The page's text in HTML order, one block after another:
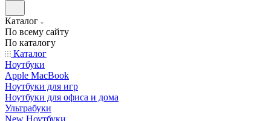
Каталог
По всему сайту
По каталогу
Каталог
Ноутбуки
Apple MacBook
Ноутбуки для игр
Ноутбуки для офиса и дома
Ультрабуки
New Ноутбуки